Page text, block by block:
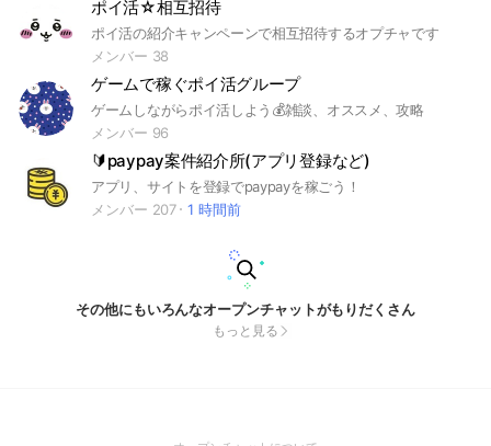
ポイ活☆相互招待
ポイ活の紹介キャンペーンで相互招待するオプチャです
メンバー 38
ゲームで稼ぐポイ活グループ
ゲームしながらポイ活しよう💰雑談、オススメ、攻略
メンバー 96
🔰paypay案件紹介所(アプリ登録など)
アプリ、サイトを登録でpaypayを稼ごう！
メンバー 207
1 時間前
その他にもいろんなオープンチャットがもりだくさん
もっと見る